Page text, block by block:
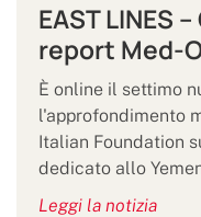
EAST LINES
report Med-
È online il settimo
l'approfondimento
Italian Foundation
dedicato allo
Leggi la notizia